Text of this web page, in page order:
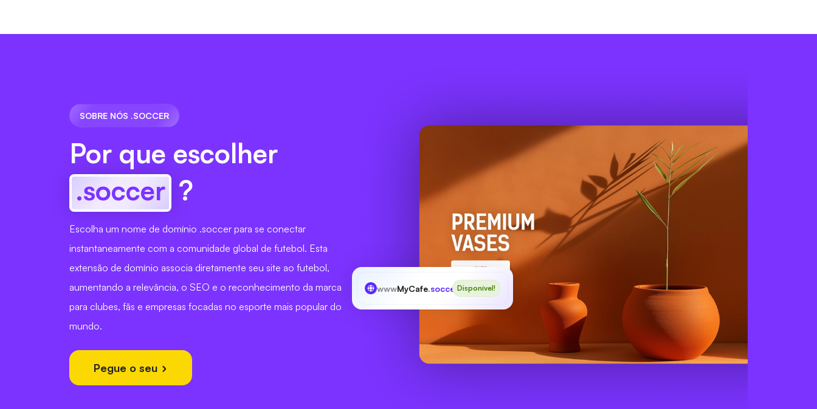
SOBRE NÓS .SOCCER
Por que escolher
.soccer ?
Escolha um nome de domínio .soccer para se conectar
instantaneamente com a comunidade global de futebol. Esta
extensão de domínio associa diretamente seu site ao futebol,
aumentando a relevância, o SEO e o reconhecimento da marca
para clubes, fãs e empresas focadas no esporte mais popular do
mundo.
Pegue o seu
wwwMyCafe.soccerDisponível!